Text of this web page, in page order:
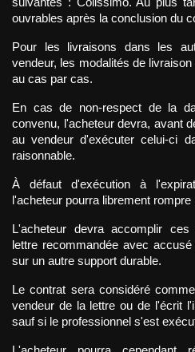
ouvrables après la conclusion du
Pour les livraisons dans les
vendeur, les modalités de
au cas par cas.
En cas de non-respect de la
convenu, l'acheteur devra, avant
au vendeur d'exécuter celui-ci
raisonnable.
À défaut d'exécution à
l'acheteur pourra librement rompre
L'acheteur devra accomplir
lettre recommandée avec
sur un autre support durable.
Le contrat sera considéré
vendeur de la lettre ou de l'écrit
sauf si le professionnel s'est